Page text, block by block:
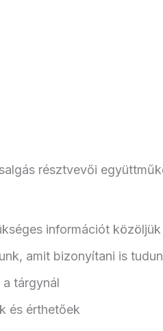
résztvevői
információt közöljük
amit bizonyítani is
tárgynál
és érthetőek